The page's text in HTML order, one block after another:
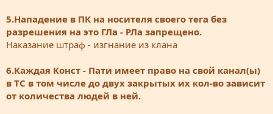
5.Нападение в ПК на носителя своего тега без
разрешения на это ГЛа - РЛа запрещено.
Наказание штраф - изгнание из клана
6.Каждая Конст - Пати имеет право на свой канал(ы)
в ТС в том числе до двух закрытых их кол-во зависит
от количества людей в ней.